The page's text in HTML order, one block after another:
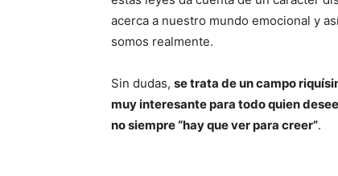
acerca a nuestro mundo emocional y
somos realmente.
Sin dudas, se trata de un campo
muy interesante para todo quien
no siempre “hay que ver para creer”.